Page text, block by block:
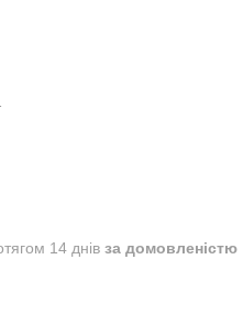
14 днів за домовленістю